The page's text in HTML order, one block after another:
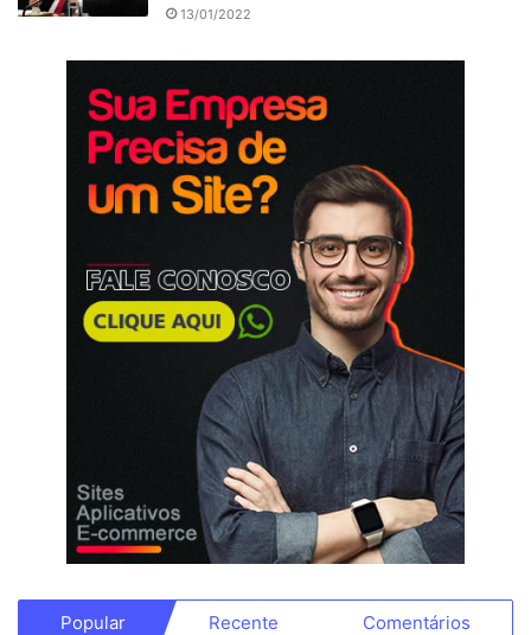
13/01/2022
Popular Recente Comentários